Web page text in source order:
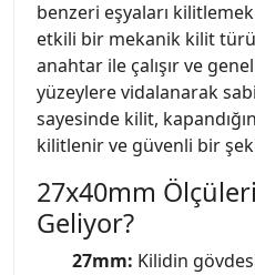
benzeri eşyaları
etkili bir mekanik kilit
anahtar ile çalışır ve
yüzeylere vidalanarak
sayesinde kilit,
kilitlenir ve güvenli bir
27x40mm
Geliyor?
27mm: Kilidin